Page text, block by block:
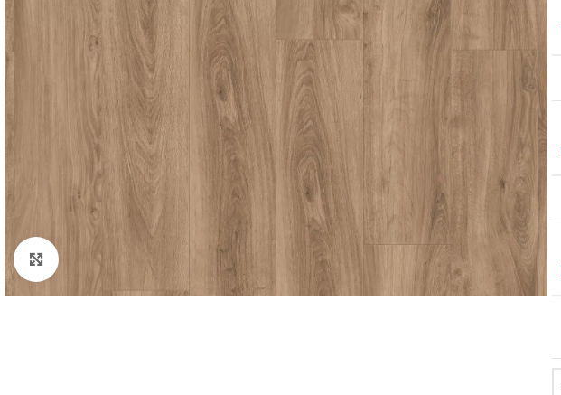
Padidinti nuotrauką